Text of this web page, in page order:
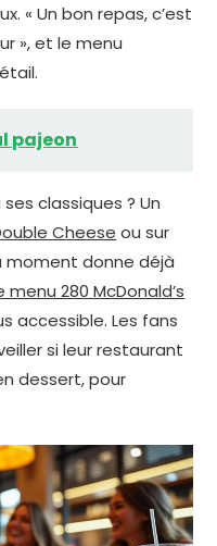
« Un bon repas, c’est
», et le menu
pajeon
classiques ? Un
Cheese ou sur
moment donne déjà
menu 280 McDonald’s
accessible. Les fans
si leur restaurant
dessert, pour